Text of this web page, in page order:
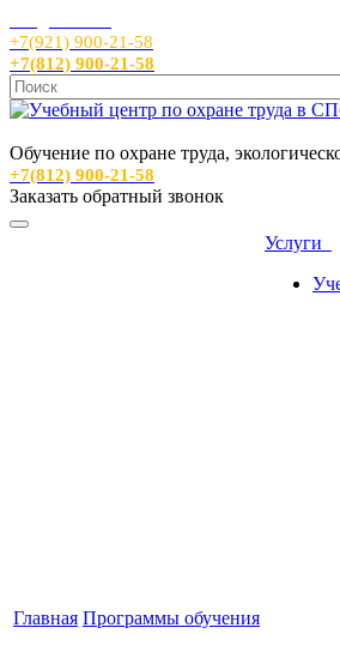
+7(921) 900-21-58
+7(812) 900-21-58
Обучение по охране труда,
+7(812) 900-21-58
Заказать обратный звонок
Главная Программы обучения
Услуги